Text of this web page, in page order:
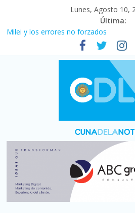
Lunes, Agosto 10,
Última:
Milei y los errores no forzados
El agro argentino logró un récord
el primer semestre de 2026
La construcción cayó 4,1% en junio y
El consumo sigue frenado: las ventas
julio y acumulan siete meses en baja
Newell’s cayó 2 a 1 ante Defensa y
por la cuarta fecha del Clausura